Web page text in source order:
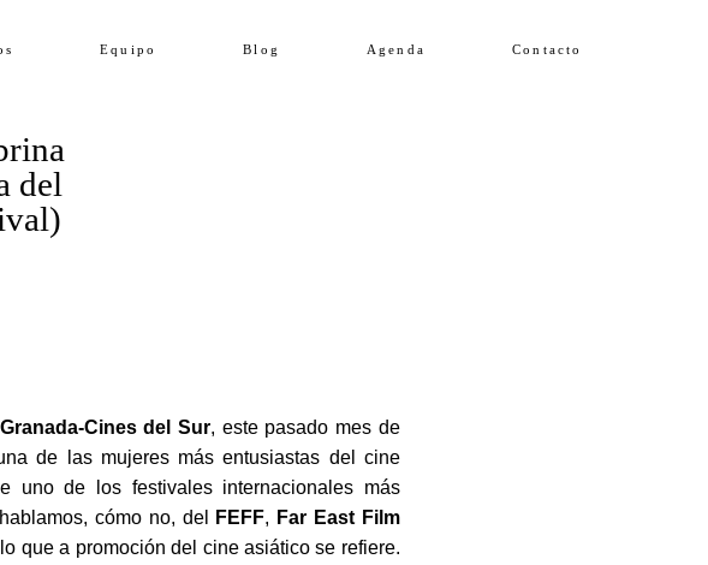
Equipo Blog Agenda Contacto
del
Cines del Sur, este pasado mes de
de las mujeres más entusiastas del cine
de los festivales internacionales más
cómo no, del
FEFF, Far East Film
que a promoción del cine asiático se refiere.